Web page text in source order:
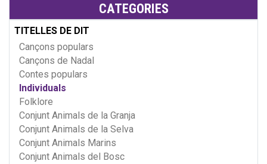
CATEGORIES
TITELLES DE DIT
Cançons populars
Cançons de Nadal
Contes populars
Individuals
Folklore
Conjunt Animals de la Granja
Conjunt Animals de la Selva
Conjunt Animals Marins
Conjunt Animals del Bosc